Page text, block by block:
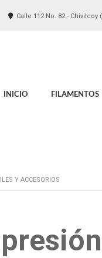
Calle 112 No. 82 - Chivilcoy
INICIO FILAMENTOS
Y ACCESORIOS